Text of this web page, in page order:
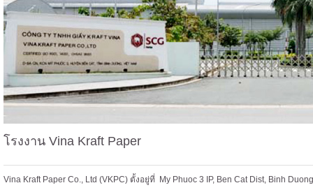
โรงงาน Vina Kraft Paper
Vina Kraft Paper Co., Ltd (VKPC) ตั้งอยู่ที่ My Phuoc 3 IP, Ben Cat Dist, Binh